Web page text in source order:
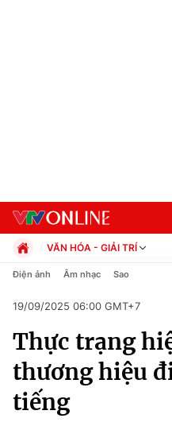
Chuyên mục
Chính trị
Xã hội
VĂN HÓA - GIẢI TRÍ
Chính trị
Pháp luật
Kinh tế
Thể thao
Truyền hình
Văn hóa - Giải trí
Y tế
Điện ảnh Âm nhạc Sao
19/09/2025 06:00 GMT+7
Thực trạng
thương hiệu
tiếng